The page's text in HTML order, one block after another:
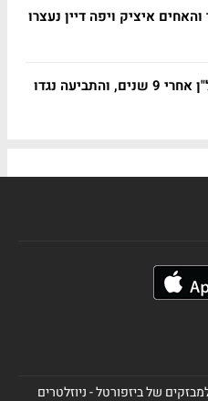
איציק ויפה דיין נעצרו
עו"ד דיווח על עסקת נדל"ן אחרי 9 שנים, והתביעה נגדו
של ביזפורטל - ניוזלטרים